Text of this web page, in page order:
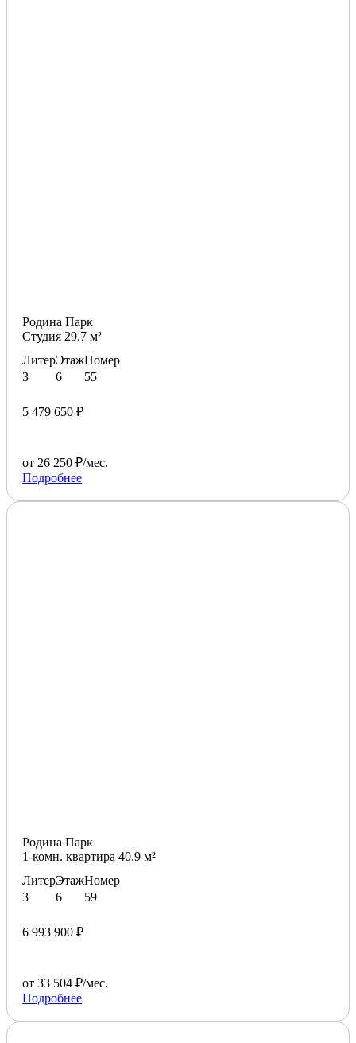
Родина Парк
Студия 29.7 м²
Литер
3
Этаж
6
Номер
55
5 479 650 ₽
от 26 250 ₽/мес.
Подробнее
Родина Парк
1-комн. квартира 40.9 м²
Литер
3
Этаж
6
Номер
59
6 993 900 ₽
от 33 504 ₽/мес.
Подробнее